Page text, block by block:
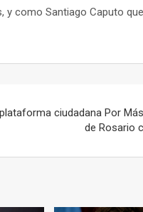
y como Santiago Caputo
ciudadana Por
de Rosario